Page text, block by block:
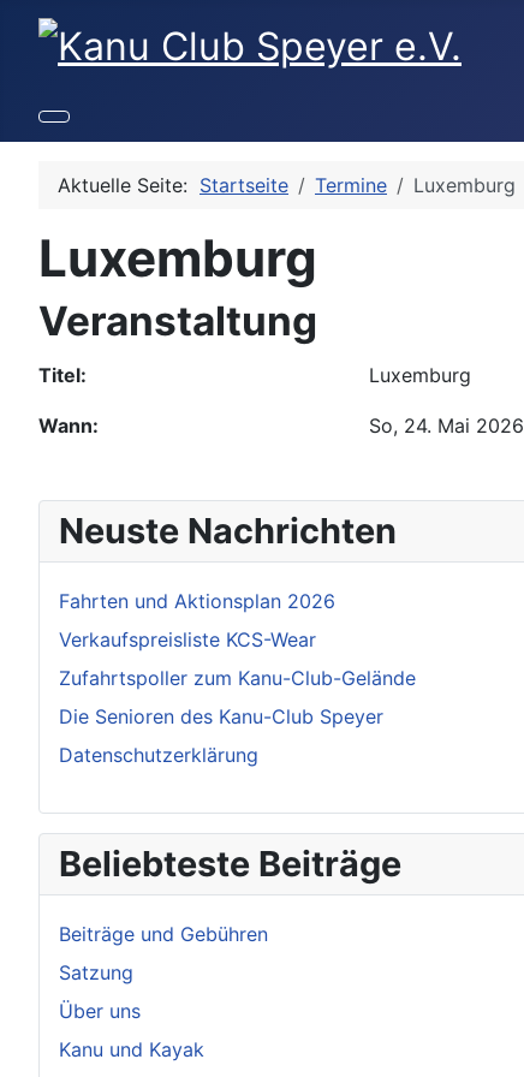
Aktuelle Seite: Startseite Termine Luxemburg
Luxemburg
Veranstaltung
Titel: Luxemburg
Wann: So, 24. Mai 2026
Neuste Nachrichten
Fahrten und Aktionsplan 2026
Verkaufspreisliste KCS-Wear
Zufahrtspoller zum Kanu-Club-Gelände
Die Senioren des Kanu-Club Speyer
Datenschutzerklärung
Beliebteste Beiträge
Beiträge und Gebühren
Satzung
Über uns
Kanu und Kayak